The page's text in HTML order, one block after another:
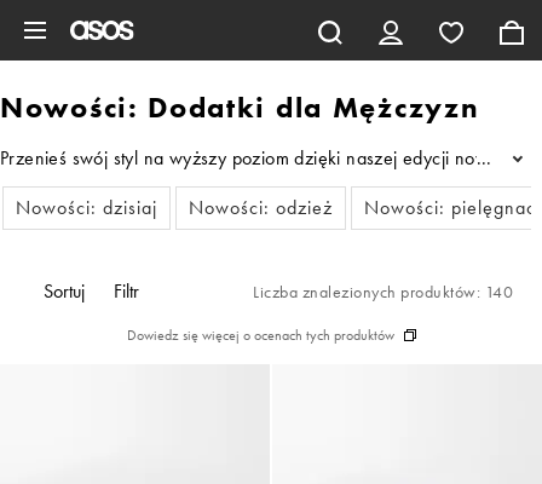
Nowości: Dodatki dla Mężczyzn
Przenieś swój styl na wyższy poziom dzięki naszej edycji
...
Nowości: dzisiaj
Nowości: odzież Nowości:
Sortuj Filtr Liczba znalezionych produktów: 140
Dowiedz się więcej o ocenach tych produktów